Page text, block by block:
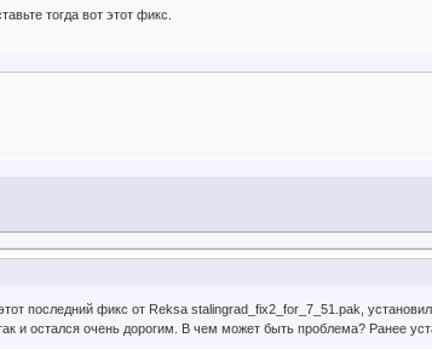
тогда вот этот фикс.
последний фикс от Reksa stalingrad_fix2_for_7_51.pak,
и остался очень дорогим. В чем может быть проблема? Ранее